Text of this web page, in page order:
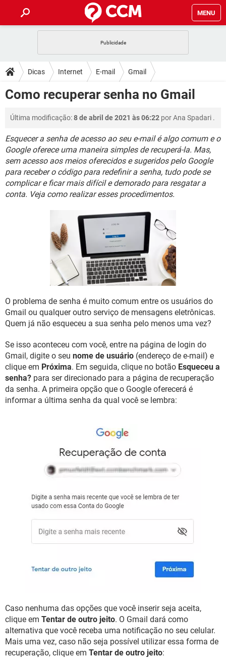
MENU
CELULAR FACEBOOK
OUTLOOK EXCEL
DICAS
JOGOS WHATSAPP
CELULAR FACEBOOK
OUTLOOK EXCEL
INSTAGRAM
GUIA DE COMPRAS
DOWNLOADS
OUTLOOK EXCEL
INSTAGRAM GMAIL
GUIA DE COMPRAS
FÓRUM
JOGOS WHATSAPP
CELULAR FACEBOOK
OUTLOOK EXCEL
INSTAGRAM GMAIL
GLOSSÁRIO
JOGOS WHATSAPP
OUTLOOK EXCEL
GMAIL
GUIA DE COMPRAS
Dicas Internet E-mail Gmail
Como recuperar senha no Gmail
Última modificação:8 de abril de 2021 às 06:22 porAna Spadari .
Esquecer a senha de acesso ao seu e-mail é algo comum e o
Google oferece uma maneira simples de recuperá-la. Mas,
sem acesso aos meios oferecidos e sugeridos pelo Google
para receber o código para redefinir a senha, tudo pode se
complicar e ficar mais difícil e demorado para resgatar a
conta. Veja como realizar esses procedimentos.
O problema de senha é muito comum entre os usuários do
Gmail ou qualquer outro serviço de mensagens eletrônicas.
Quem já não esqueceu a sua senha pelo menos uma vez?
Se isso aconteceu com você, entre na página de login do
Gmail, digite o seu nome de usuário (endereço de e-mail) e
clique em Próxima. Em seguida, clique no botão Esqueceu a
senha? para ser direcionado para a página de recuperação
da senha. A primeira opção que o Google oferecerá é
informar a última senha da qual você se lembra:
Caso nenhuma das opções que você inserir seja aceita,
clique em Tentar de outro jeito. O Gmail dará como
alternativa que você receba uma notificação no seu celular.
Mais uma vez, caso não seja possível utilizar essa forma de
recuperação, clique em Tentar de outro jeito: